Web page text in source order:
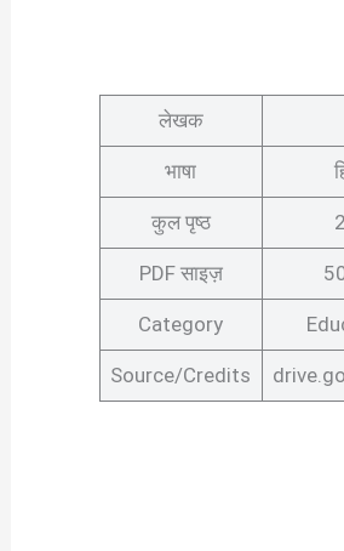
लेखक
भाषा
कुल पृष्ठ
PDF साइज़
Category
Source/Credits